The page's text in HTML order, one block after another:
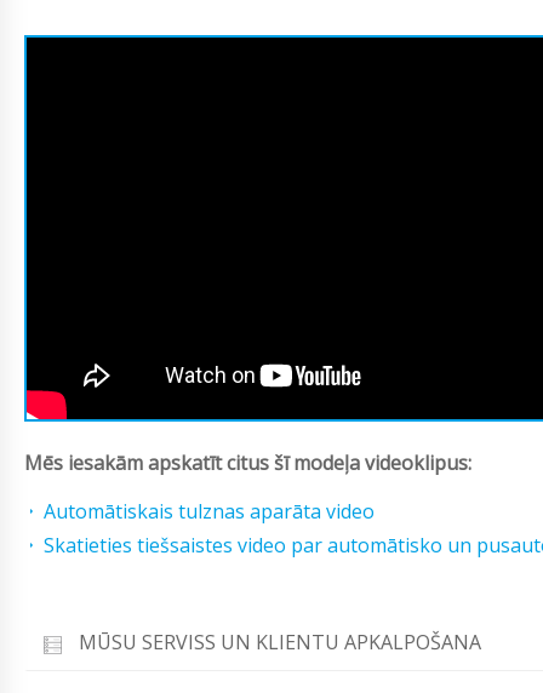
Mēs iesakām apskatīt citus šī modeļa videoklipus:
Automātiskais tulznas aparāta video
Skatieties tiešsaistes video par automātisko un
MŪSU SERVISS UN KLIENTU APKALPOŠANA